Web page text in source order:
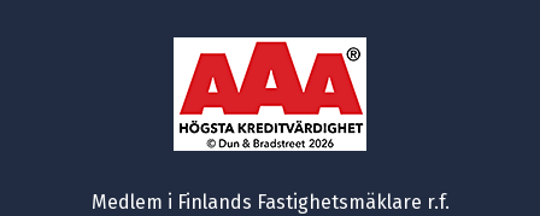
Medlem i Finlands Fastighetsmäklare r.f.